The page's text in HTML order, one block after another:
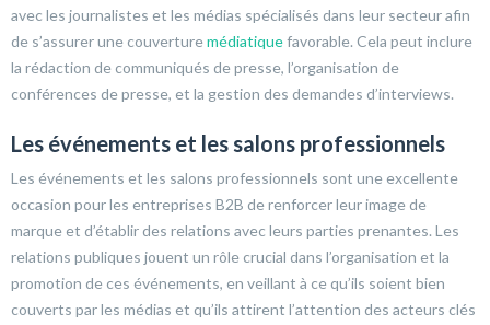
avec les journalistes et les médias spécialisés dans leur secteur afin
de s’assurer une couverturemédiatiquefavorable. Cela peut inclure
la rédaction de communiqués de presse, l’organisation de
conférences de presse, et la gestion des demandes d’interviews.
Les événements et les salons professionnels
Les événements et les salons professionnels sont une excellente
occasion pour les entreprises B2B de renforcer leur image de
marque et d’établir des relations avec leurs parties prenantes. Les
relations publiques jouent un rôle crucial dans l’organisation et la
promotion de ces événements, en veillant à ce qu’ils soient bien
couverts par les médias et qu’ils attirent l’attention des acteurs clés